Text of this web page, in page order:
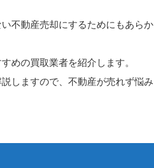
不動産売却にするためにもあらか
めの買取業者を紹介します。
しますので、不動産が売れず悩み